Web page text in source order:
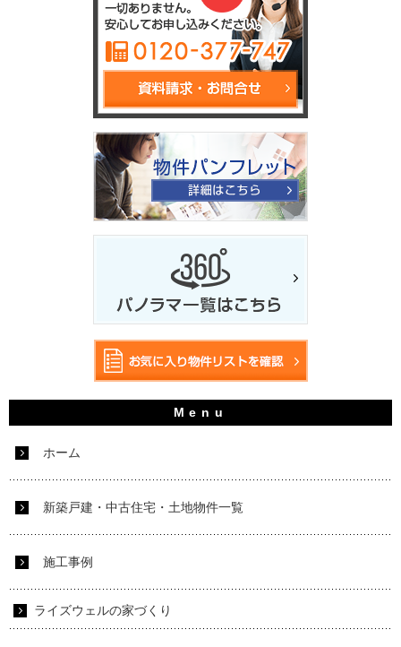
ホーム
新築戸建・中古住宅・土地物件一覧
施工事例
ライズウェルの家づくり